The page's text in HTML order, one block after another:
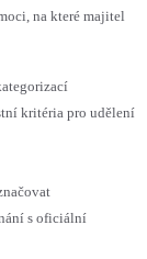
na které majitel
kritéria pro udělení
s oficiální